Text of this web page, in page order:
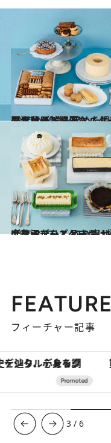
2020.8.20
罪深いほど濃厚なバターのお菓子 噛み締めた瞬間に幸せが訪れる
グルメ
2020.8.23
今ならチーズケーキは極上タイプを！ 取り寄せれば贅沢なひとときに♪
グルメ
FEATURE
フィーチャー記事
3 /6